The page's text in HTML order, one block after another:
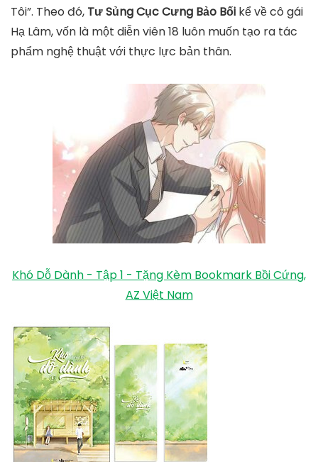
Tôi”. Theo đó, Tư Sủng Cục Cưng Bảo Bối kể về cô gái
Hạ Lâm, vốn là một diễn viên 18 luôn muốn tạo ra tác
phẩm nghệ thuật với thực lực bản thân.
Khó Dỗ Dành - Tập 1 - Tặng Kèm Bookmark Bồi Cứng,
AZ Việt Nam